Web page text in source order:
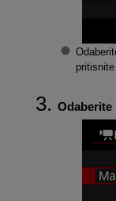
pritisnite
Odaberite